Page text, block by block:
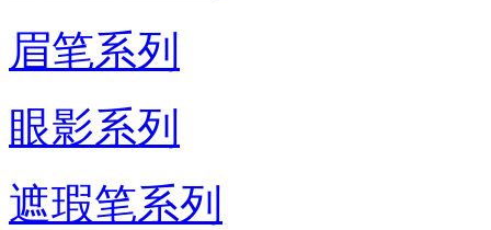
眉笔系列
眼影系列
遮瑕笔系列